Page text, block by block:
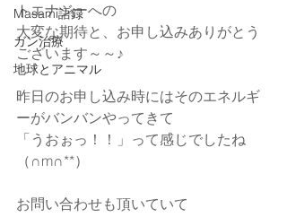
Masami語録
ガン治療
地球とアニマル
トエナジーへの
大変な期待と、お申し込みありがとう
ございます～～♪
昨日のお申し込み時にはそのエネルギ
ーがバンバンやってきて
「うおぉっ！！」って感じでしたね
（∩m∩**）
お問い合わせも頂いていて